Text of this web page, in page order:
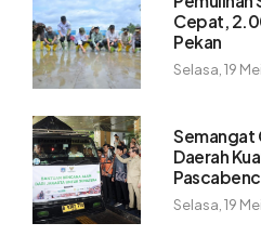
Cepat,
Pekan
Selasa, 19
Semangat
Daerah
Selasa, 19